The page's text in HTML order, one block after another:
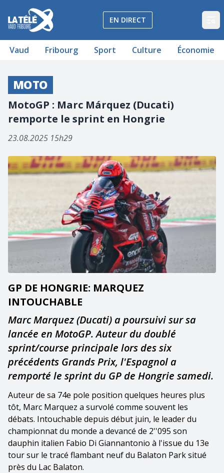
La Télé - Télévision régionale Vaud et Fribourg
EN DIRECT
Vaud Fribourg Sport Culture Économie
MOTO
MotoGP : Marc Márquez (Ducati)
remporte le sprint en Hongrie
23.08.2025 15h29
GP DE HONGRIE: MARQUEZ
INTOUCHABLE
Marc Marquez (Ducati) a poursuivi sur sa
lancée en MotoGP. Auteur du doublé
sprint/course principale lors des six
précédents Grands Prix, l'Espagnol a
remporté le sprint du GP de Hongrie samedi.
Auteur de sa 74e pole position quelques heures plus
tôt, Marc Marquez a survolé comme souvent les
débats. Intouchable depuis début juin, le leader du
championnat du monde a devancé de 2''095 son
dauphin italien Fabio Di Giannantonio à l'issue du 13e
tour sur le tracé flambant neuf du Balaton Park situé
près du Lac Balaton.